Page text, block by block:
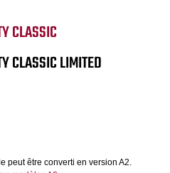
CLASSIC
CLASSIC LIMITED
peut être converti en version A2.